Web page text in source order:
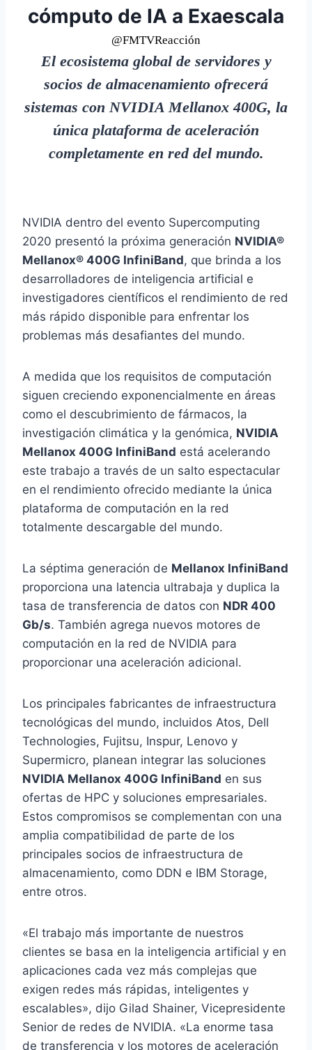
cómputo de IA a Exaescala
@FMTVReacción
El ecosistema global de servidores y
socios de almacenamiento ofrecerá
sistemas con NVIDIA Mellanox 400G, la
única plataforma de aceleración
completamente en red del mundo.
NVIDIA dentro del evento Supercomputing
2020 presentó la próxima generación NVIDIA®
Mellanox® 400G InfiniBand, que brinda a los
desarrolladores de inteligencia artificial e
investigadores científicos el rendimiento de red
más rápido disponible para enfrentar los
problemas más desafiantes del mundo.
A medida que los requisitos de computación
siguen creciendo exponencialmente en áreas
como el descubrimiento de fármacos, la
investigación climática y la genómica, NVIDIA
Mellanox 400G InfiniBand está acelerando
este trabajo a través de un salto espectacular
en el rendimiento ofrecido mediante la única
plataforma de computación en la red
totalmente descargable del mundo.
La séptima generación de Mellanox InfiniBand
proporciona una latencia ultrabaja y duplica la
tasa de transferencia de datos con NDR 400
Gb/s. También agrega nuevos motores de
computación en la red de NVIDIA para
proporcionar una aceleración adicional.
Los principales fabricantes de infraestructura
tecnológicas del mundo, incluidos Atos, Dell
Technologies, Fujitsu, Inspur, Lenovo y
Supermicro, planean integrar las soluciones
NVIDIA Mellanox 400G InfiniBand en sus
ofertas de HPC y soluciones empresariales.
Estos compromisos se complementan con una
amplia compatibilidad de parte de los
principales socios de infraestructura de
almacenamiento, como DDN e IBM Storage,
entre otros.
«El trabajo más importante de nuestros
clientes se basa en la inteligencia artificial y en
aplicaciones cada vez más complejas que
exigen redes más rápidas, inteligentes y
escalables», dijo Gilad Shainer, Vicepresidente
Senior de redes de NVIDIA. «La enorme tasa
de transferencia y los motores de aceleración